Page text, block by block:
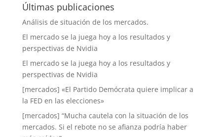
Últimas publicaciones
Análisis de situación de los mercados.
El mercado se la juega hoy a los resultados y
perspectivas de Nvidia
El mercado se la juega hoy a los resultados y
perspectivas de Nvidia
[mercados] «El Partido Demócrata quiere implicar a
la FED en las elecciones»
[mercados] “Mucha cautela con la situación de los
mercados. Si el rebote no se afianza podría haber